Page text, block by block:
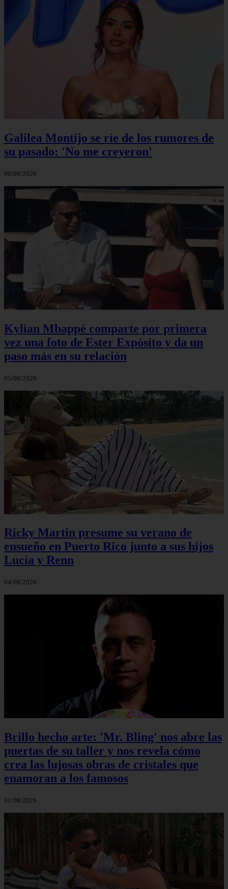
Galilea Montijo se ríe de los rumores de
su pasado: 'No me creyeron'
06/08/2026
Kylian Mbappé comparte por primera
vez una foto de Ester Expósito y da un
paso más en su relación
05/08/2026
Ricky Martin presume su verano de
ensueño en Puerto Rico junto a sus hijos
Lucía y Renn
04/08/2026
Brillo hecho arte: 'Mr. Bling' nos abre las
puertas de su taller y nos revela cómo
crea las lujosas obras de cristales que
enamoran a los famosos
01/08/2026